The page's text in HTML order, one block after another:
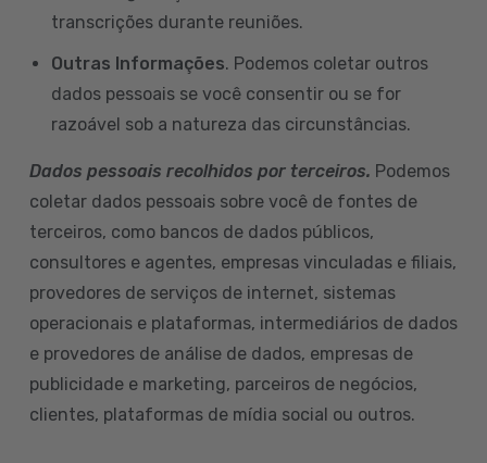
transcrições durante reuniões.
Outras Informações. Podemos coletar outros
dados pessoais se você consentir ou se for
razoável sob a natureza das circunstâncias.
Dados pessoais recolhidos por terceiros. Podemos
coletar dados pessoais sobre você de fontes de
terceiros, como bancos de dados públicos,
consultores e agentes, empresas vinculadas e filiais,
provedores de serviços de internet, sistemas
operacionais e plataformas, intermediários de dados
e provedores de análise de dados, empresas de
publicidade e marketing, parceiros de negócios,
clientes, plataformas de mídia social ou outros.